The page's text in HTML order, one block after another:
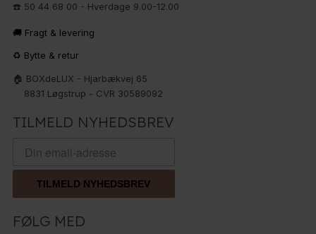
☎️ 50 44 68 00 - Hverdage 9.00-12.00
🚚 Fragt & levering
♻️ Bytte & retur
🏠 BOXdeLUX - Hjarbækvej 65
8831 Løgstrup - CVR 30589092
TILMELD NYHEDSBREV
TILMELD NYHEDSBREV
FØLG MED